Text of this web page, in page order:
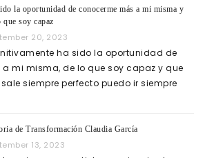
la oportunidad de conocerme más a mi misma y
que soy capaz
20, 2023
ha sido la oportunidad de
mi misma, de lo que soy capaz y que
siempre perfecto puedo ir siempre
de Transformación Claudia García
13, 2023